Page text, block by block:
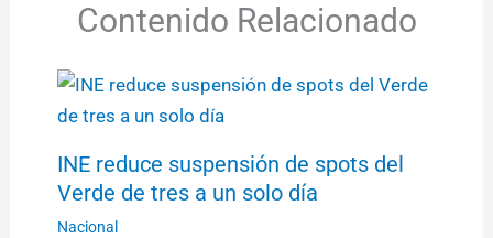
Contenido Relacionado
INE reduce suspensión de spots del
Verde de tres a un solo día
Nacional